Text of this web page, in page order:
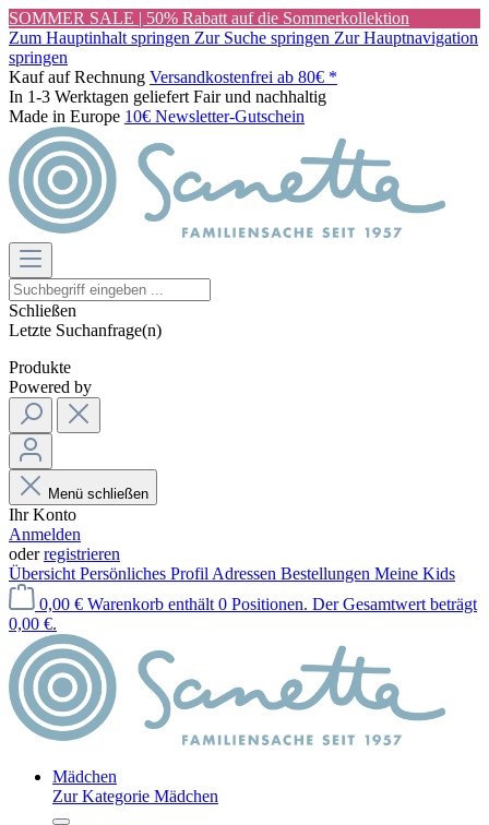
SOMMER SALE | 50% Rabatt auf die Sommerkollektion
Zum Hauptinhalt springen Zur Suche springen Zur Hauptnavigation
springen
Kauf auf Rechnung Versandkostenfrei ab 80€ *
In 1-3 Werktagen geliefert Fair und nachhaltig
Made in Europe 10€ Newsletter-Gutschein
Schließen
Letzte Suchanfrage(n)
Produkte
Powered by
Menü schließen
Ihr Konto
Anmelden
oderregistrieren
Übersicht Persönliches Profil Adressen Bestellungen Meine Kids
0,00 € Warenkorb enthält 0 Positionen. Der Gesamtwert beträgt
0,00 €.
Mädchen
Zur Kategorie Mädchen